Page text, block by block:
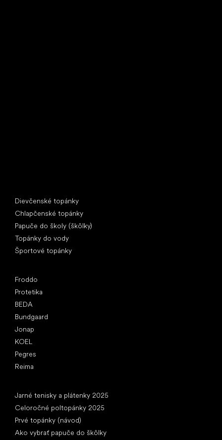
Dievčenské topánky
Chlapčenské topánky
Papuče do školy (škôlky)
Topánky do vody
Športové topánky
Froddo
Protetika
BEDA
Bundgaard
Jonap
KOEL
Pegres
Reima
Jarné tenisky a plátenky 2025
Celoročné poltopánky 2025
Prvé topánky (návod)
Ako vybrať papuče do škôlky